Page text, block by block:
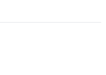
voor binnen of
hoezen zijn
Maak uw